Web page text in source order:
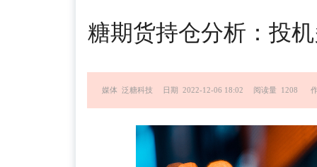
糖期货持仓分析：投
媒体 泛糖科技 日期 2022-12-06 18:02 阅读量 1208